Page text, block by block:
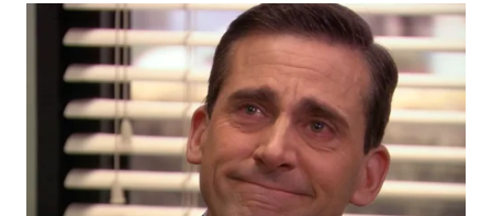
WAHANA
TANI
WAHANA
ADVOKAT
WAHANA
INFRASTRUKTUR